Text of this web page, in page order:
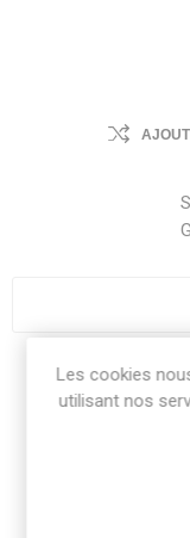
Les cookies
utilisant nos